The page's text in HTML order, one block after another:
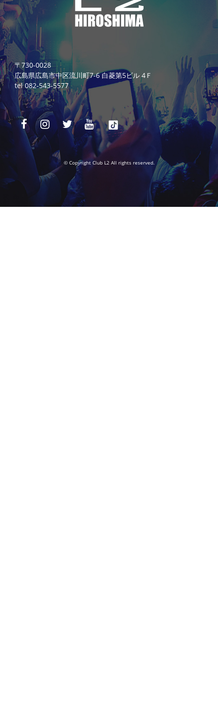
〒730-0028
広島県広島市中区流川町7-6 白菱第5ビル 4Ｆ
tel 082-543-5577
© Copyright Club L2 All rights reserved.